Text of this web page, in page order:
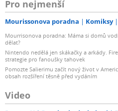
Pro nejmenší
Mourissonova poradna Komiksy
Mourrisonova poradna: Máma si domů
dělat?
Nintendo nedělá jen skákačky a arkády.
strategie pro fanoušky tahovek
Pomozte Salierimu začít nový život v
obsah rozšíření těsně před vydáním
Video